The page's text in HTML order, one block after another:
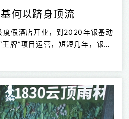
何以跻身顶流
度假酒店开业，到2020年银基动
牌”项目运营，短短几年，银基
大的欢乐集群，一跃成为中部地
外游客来此打卡体验，被誉为河
迪士尼”